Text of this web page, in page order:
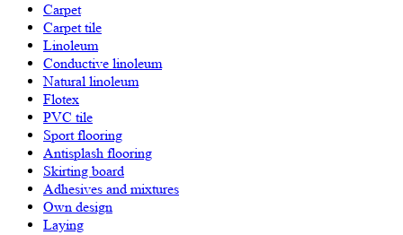
Carpet
Carpet tile
Linoleum
Сonductive linoleum
Natural linoleum
Flotex
PVC tile
Sport flooring
Antisplash flooring
Skirting board
Adhesives and mixtures
Own design
Laying